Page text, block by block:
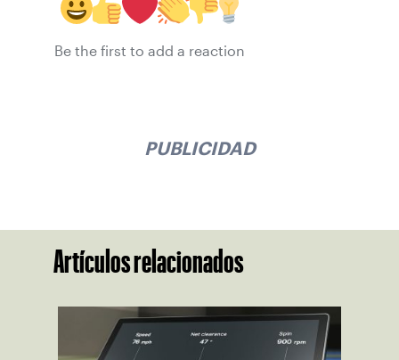
Be the first to add a reaction
PUBLICIDAD
Artículos relacionados